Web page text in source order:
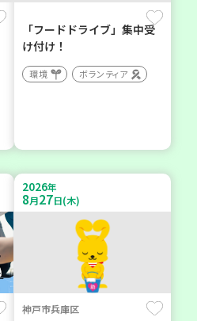
「フードドライブ」集中受
け付け！
環境 ボランティア
2026年
8月27日(木)
神戸市兵庫区